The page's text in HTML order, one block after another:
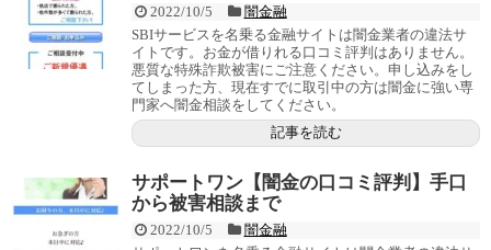
2022/10/5
闇金融
SBIサービスを名乗る金融サイトは闇金業者の違法サ
イトです。お金が借りれる口コミ評判はありません。
悪質な特殊詐欺被害にご注意ください。申し込みをし
てしまった方、現在すでに取引中の方は闇金に強い専
門家へ闇金相談をしてください。
記事を読む
サポートワン【闇金の口コミ評判】手口
から被害相談まで
2022/10/5
闇金融